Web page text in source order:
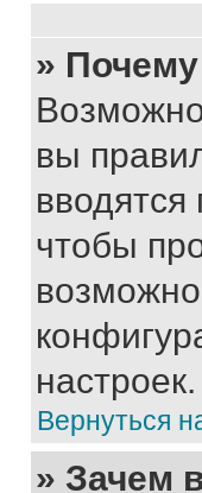
»
вы
чтобы
настроек.
Вернуться
» Зачем